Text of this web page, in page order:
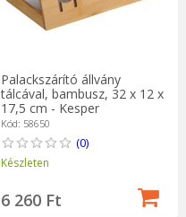
Palackszárító állvány
tálcával, bambusz, 32 x 12 x
17,5 cm - Kesper
Kód: 58650
(0)
Készleten
6 260 Ft